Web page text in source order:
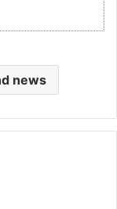
news